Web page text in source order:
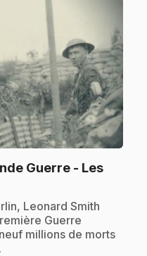
Guerre - Les
Leonard Smith
Guerre
millions de morts